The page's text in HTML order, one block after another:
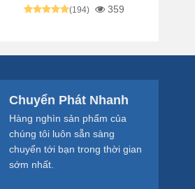
(194) 359
Chuyển Phát Nhanh
Hàng nghìn sản phẩm của
chúng tôi luôn sẵn sàng
chuyển tới bạn trong thời gian
sớm nhất.